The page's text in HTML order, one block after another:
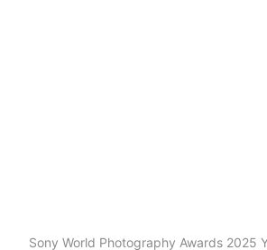
Sony World Photography Awards 2025